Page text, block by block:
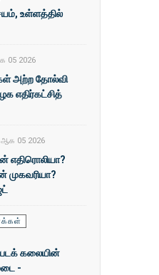
உள்ளத்தில்
05 2026
அற்ற தோல்வி
எதிர்கட்சித்
ஆக 05 2026
எதிரொலியா?
முகவரியா?
கலையின்
-